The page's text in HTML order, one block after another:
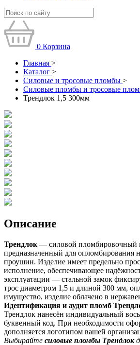
0 Корзина
Главная >
Каталог >
Силовые и тросовые пломбы >
Силовые пломбы и тросовые
Трендлок 1,5 300мм
Описание
Трендлок — силовой пломбировочный
предназначенный для опломбирования
проушин. Изделие имеет предельно
исполнение, обеспечивающее
эксплуатации — стальной замок
трос диаметром 1,5 и длиной 300 мм,
имущество, изделие облачено в
Идентификация и аудит пломб
Трендлок нанесён индивидуальный
буквенный код. При необходимости
дополняется логотипом вашей
Выбирайте силовые пломбы Трендлок